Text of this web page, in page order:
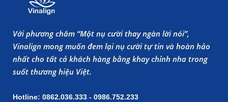
Với phương châm “Một nụ cười thay ngàn lời nói”,
Vinalign mong muốn đem lại nụ cười tự tin và hoàn hảo
nhất cho tất cả khách hàng bằng khay chỉnh nha trong
suốt thương hiệu Việt.
Hotline: 0862.036.333 - 0986.752.233